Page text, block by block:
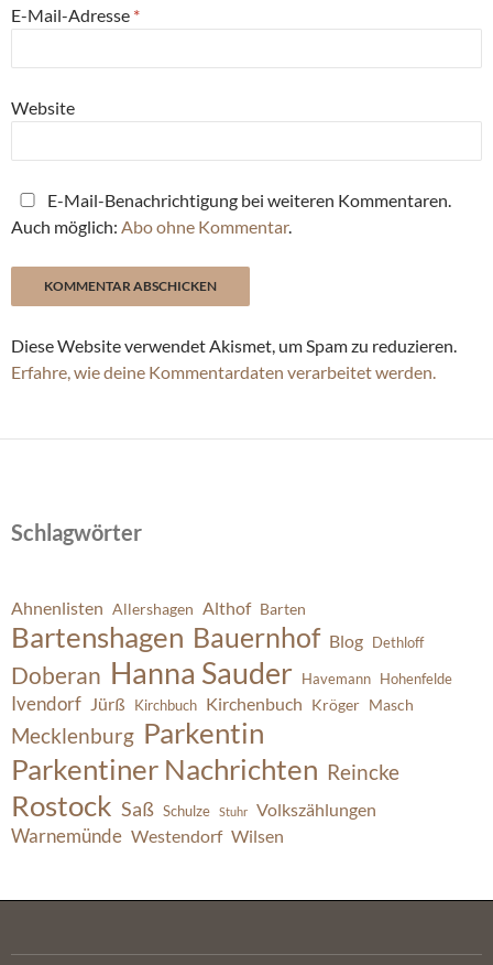
E-Mail-Adresse *
Website
E-Mail-Benachrichtigung bei weiteren Kommentaren.
Auch möglich: Abo ohne Kommentar.
Diese Website verwendet Akismet, um Spam zu reduzieren.
Erfahre, wie deine Kommentardaten verarbeitet werden.
Schlagwörter
Ahnenlisten Allershagen Althof Barten
Bartenshagen Bauernhof Blog Dethloff
Doberan Hanna Sauder Havemann Hohenfelde
Ivendorf Jürß Kirchbuch Kirchenbuch Kröger Masch
Mecklenburg Parkentin
Parkentiner Nachrichten Reincke
Rostock Saß Schulze Stuhr Volkszählungen
Warnemünde Westendorf Wilsen